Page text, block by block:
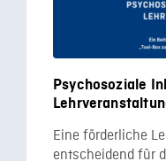
Psychosoziale
Eine förderliche
entscheidend für